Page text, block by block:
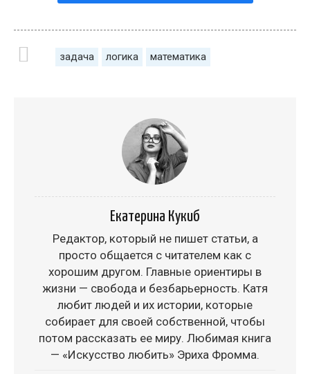
задача логика математика
Екатерина Кукиб
Редактор, который не пишет статьи, а
просто общается с читателем как с
хорошим другом. Главные ориентиры в
жизни — свобода и безбарьерность. Катя
любит людей и их истории, которые
собирает для своей собственной, чтобы
потом рассказать ее миру. Любимая книга
— «Искусство любить» Эриха Фромма.